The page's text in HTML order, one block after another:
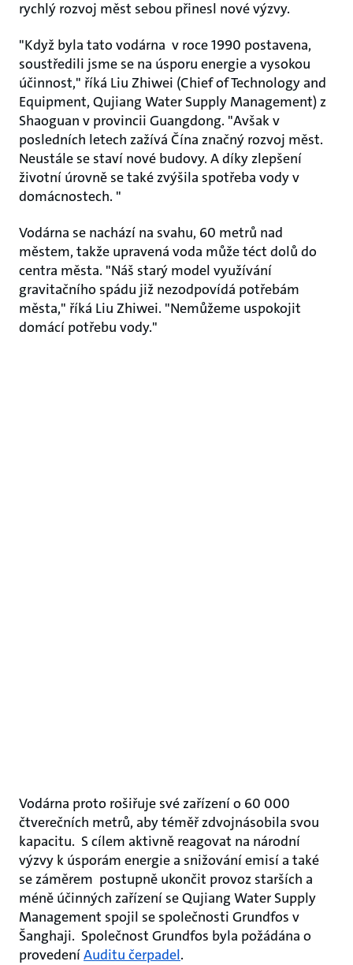
rychlý rozvoj měst sebou přinesl nové výzvy.
"Když byla tato vodárna v roce 1990 postavena,
soustředili jsme se na úsporu energie a vysokou
účinnost," říká Liu Zhiwei (Chief of Technology and
Equipment, Qujiang Water Supply Management) z
Shaoguan v provincii Guangdong. "Avšak v
posledních letech zažívá Čína značný rozvoj měst.
Neustále se staví nové budovy. A díky zlepšení
životní úrovně se také zvýšila spotřeba vody v
domácnostech. "
Vodárna se nachází na svahu, 60 metrů nad
městem, takže upravená voda může téct dolů do
centra města. "Náš starý model využívání
gravitačního spádu již nezodpovídá potřebám
města," říká Liu Zhiwei. "Nemůžeme uspokojit
domácí potřebu vody."
Vodárna proto rošiřuje své zařízení o 60 000
čtverečních metrů, aby téměř zdvojnásobila svou
kapacitu. S cílem aktivně reagovat na národní
výzvy k úsporám energie a snižování emisí a také
se záměrem postupně ukončit provoz starších a
méně účinných zařízení se Qujiang Water Supply
Management spojil se společnosti Grundfos v
Šanghaji. Společnost Grundfos byla požádána o
provedeníAuditu čerpadel.